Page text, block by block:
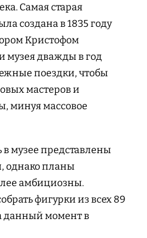
Самая старая
создана в 1835 году
Кристофом
музея дважды в год
поездки, чтобы
мастеров и
минуя массовое
музее представлены
однако планы
амбициозны.
фигурки из всех 89
данный момент в